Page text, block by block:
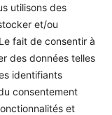
utilisons des
et/ou
fait de consentir à
des données telles
identifiants
consentement
et